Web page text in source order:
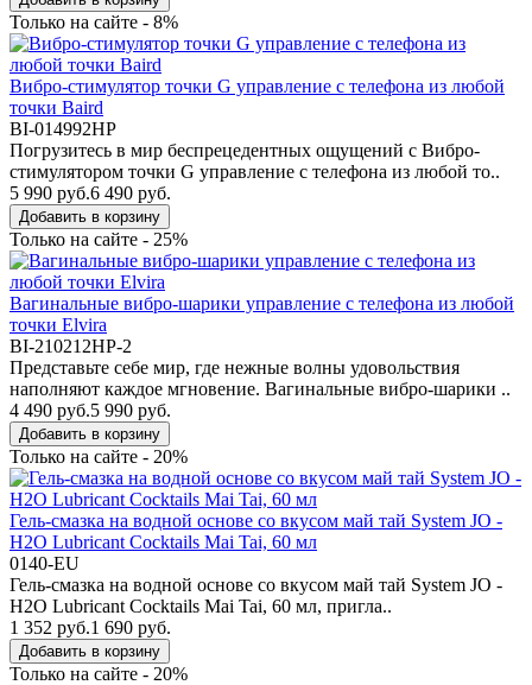
Только на сайте - 8%
Вибро-стимулятор точки G управление с телефона из любой
точки Baird
BI-014992HP
Погрузитесь в мир беспрецедентных ощущений с Вибро-
стимулятором точки G управление с телефона из любой то..
5 990 руб.6 490 руб.
Добавить в корзину
Только на сайте - 25%
Вагинальные вибро-шарики управление с телефона из любой
точки Elvira
BI-210212HP-2
Представьте себе мир, где нежные волны удовольствия
наполняют каждое мгновение. Вагинальные вибро-шарики ..
4 490 руб.5 990 руб.
Добавить в корзину
Только на сайте - 20%
Гель-смазка на водной основе со вкусом май тай System JO -
H2O Lubricant Cocktails Mai Tai, 60 мл
0140-EU
Гель-смазка на водной основе со вкусом май тай System JO -
H2O Lubricant Cocktails Mai Tai, 60 мл, пригла..
1 352 руб.1 690 руб.
Добавить в корзину
Только на сайте - 20%